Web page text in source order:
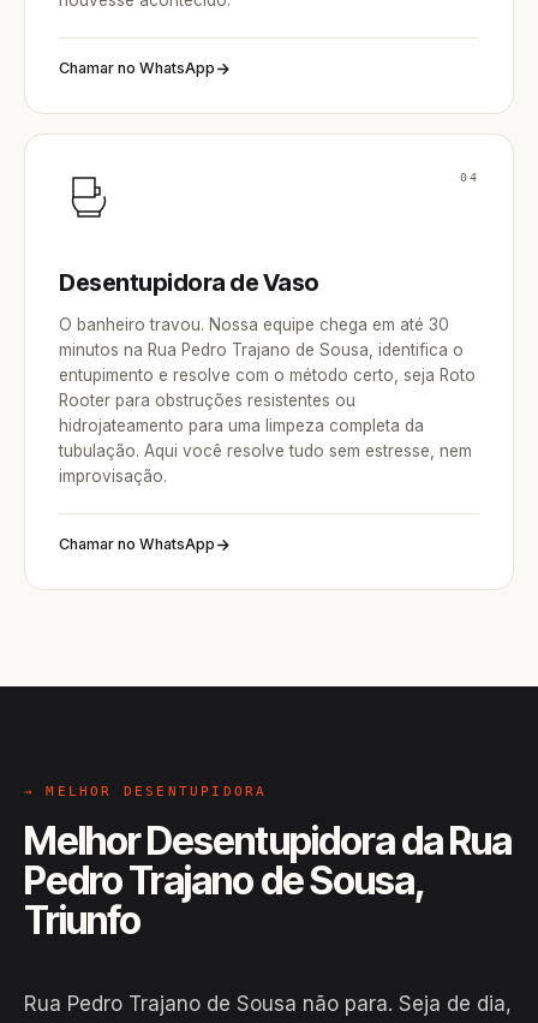
Chamar no WhatsApp
04
Desentupidora de Vaso
O banheiro travou. Nossa equipe chega em até 30
minutos na Rua Pedro Trajano de Sousa, identifica o
entupimento e resolve com o método certo, seja Roto
Rooter para obstruções resistentes ou
hidrojateamento para uma limpeza completa da
tubulação. Aqui você resolve tudo sem estresse, nem
improvisação.
Chamar no WhatsApp
→ MELHOR DESENTUPIDORA
Melhor Desentupidora da Rua
Pedro Trajano de Sousa,
Triunfo
Rua Pedro Trajano de Sousa não para. Seja de dia,